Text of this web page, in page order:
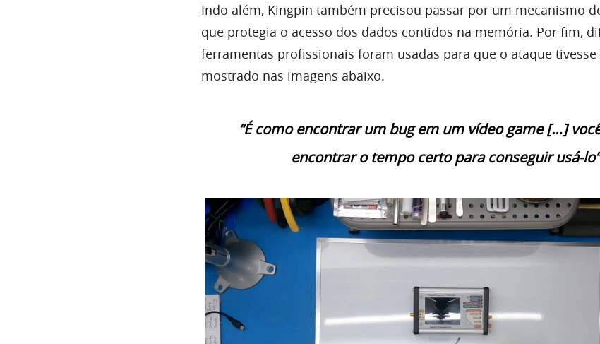
Indo além, Kingpin também precisou passar por um mecanismo
que protegia o acesso dos dados contidos na memória. Por fim,
ferramentas profissionais foram usadas para que o ataque
mostrado nas imagens abaixo.
“É como encontrar um bug em um vídeo game […]
encontrar o tempo certo para conseguir usá-lo”